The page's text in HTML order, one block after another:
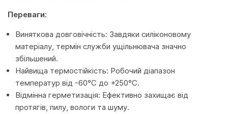
Переваги:
Виняткова довговічність: Завдяки силіконовому
матеріалу, термін служби ущільнювача значно
збільшений.
Найвища термостійкість: Робочий діапазон
температур від -60°C до +250°C.
Відмінна герметизація: Ефективно захищає від
протягів, пилу, вологи та шуму.